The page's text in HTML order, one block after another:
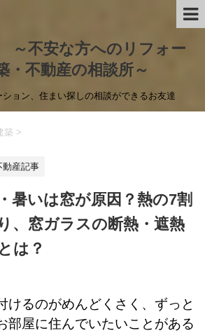
不安な方へのリフォー
・不動産の相談所～
ョン、住まい探しの相談ができるお友達
築 >
動産記事
暑いは窓が原因？熱の7割
、窓ガラスの断熱・遮熱
は？
けるのがめんどくさく、ずっと
部屋に住んでいたいことがある